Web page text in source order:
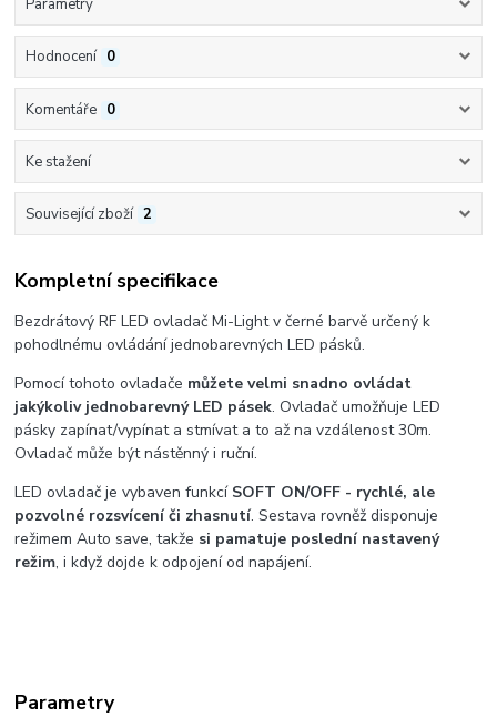
Parametry
Hodnocení 0
Komentáře 0
Ke stažení
Související zboží 2
Kompletní specifikace
Bezdrátový RF LED ovladač Mi-Light v černé barvě určený k
pohodlnému ovládání jednobarevných LED pásků.
Pomocí tohoto ovladače můžete velmi snadno ovládat
jakýkoliv jednobarevný LED pásek. Ovladač umožňuje LED
pásky zapínat/vypínat a stmívat a to až na vzdálenost 30m.
Ovladač může být nástěnný i ruční.
LED ovladač je vybaven funkcí SOFT ON/OFF - rychlé, ale
pozvolné rozsvícení či zhasnutí. Sestava rovněž disponuje
režimem Auto save, takže si pamatuje poslední nastavený
režim, i když dojde k odpojení od napájení.
Parametry